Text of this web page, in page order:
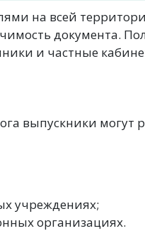
на всей
документа.
и частные
выпускники могут
учреждениях;
организациях.